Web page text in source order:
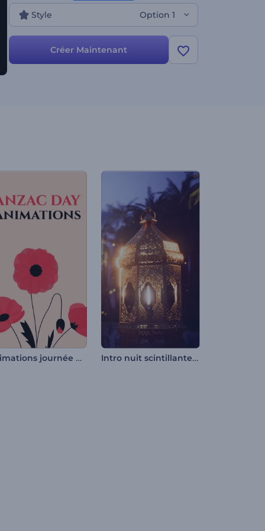
Style Option 1
Créer Maintenant
Animations journée de l'Anzac Intro nuit scintillante de Ramadan